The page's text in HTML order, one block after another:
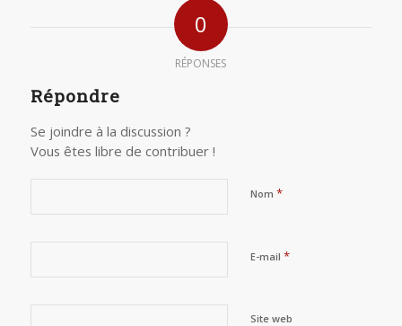
0
RÉPONSES
Répondre
Se joindre à la discussion ?
Vous êtes libre de contribuer !
Nom *
E-mail *
Site web